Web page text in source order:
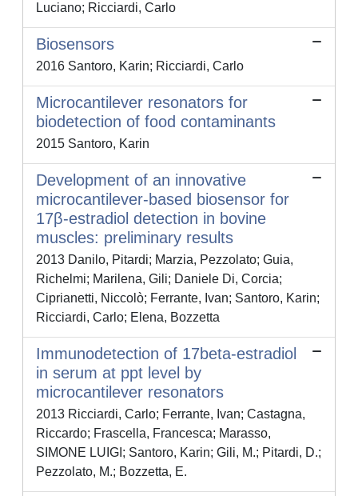
Luciano; Ricciardi, Carlo
Biosensors
2016 Santoro, Karin; Ricciardi, Carlo
Microcantilever resonators for
biodetection of food contaminants
2015 Santoro, Karin
Development of an innovative
microcantilever-based biosensor for
17β-estradiol detection in bovine
muscles: preliminary results
2013 Danilo, Pitardi; Marzia, Pezzolato; Guia,
Richelmi; Marilena, Gili; Daniele Di, Corcia;
Ciprianetti, Niccolò; Ferrante, Ivan; Santoro, Karin;
Ricciardi, Carlo; Elena, Bozzetta
Immunodetection of 17beta-estradiol
in serum at ppt level by
microcantilever resonators
2013 Ricciardi, Carlo; Ferrante, Ivan; Castagna,
Riccardo; Frascella, Francesca; Marasso,
SIMONE LUIGI; Santoro, Karin; Gili, M.; Pitardi, D.;
Pezzolato, M.; Bozzetta, E.